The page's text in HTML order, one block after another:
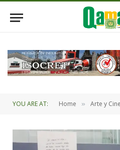
YOU ARE AT: Home » Arte y Cine